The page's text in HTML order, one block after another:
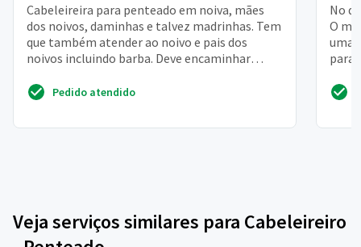
Cabeleireira para penteado em noiva, mães
dos noivos, daminhas e talvez madrinhas. Tem
que também atender ao noivo e pais dos
noivos incluindo barba. Deve encaminhar
Pedido atendido
No
O
uma
para
Veja serviços similares para Cabeleireiro